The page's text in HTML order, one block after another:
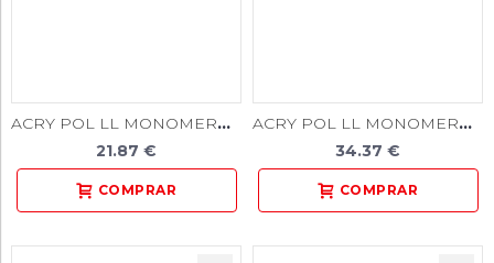
ACRY POL LL MONOMERO 250 ML
21.87 €
ACRY POL LL MONOMERO 500 ML.
34.37 €